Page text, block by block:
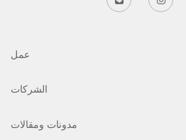
عمل
الشركات
مدونات ومقالات